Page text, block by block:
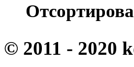
© 2011 - 2020